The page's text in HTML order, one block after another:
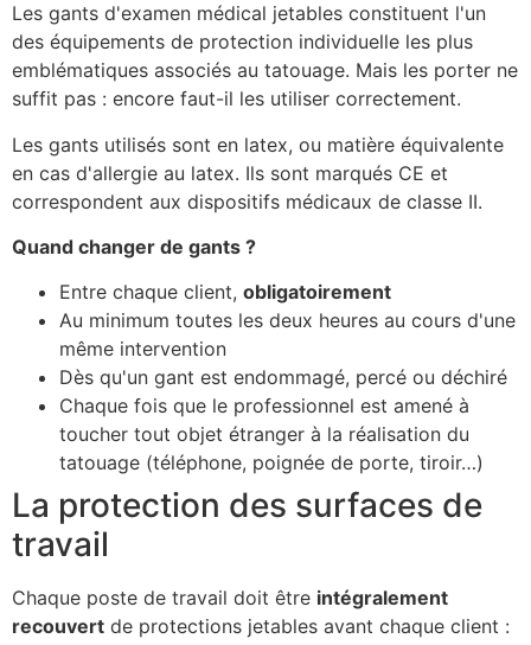
Les gants d'examen médical jetables constituent l'un
des équipements de protection individuelle les plus
emblématiques associés au tatouage. Mais les porter ne
suffit pas : encore faut-il les utiliser correctement.
Les gants utilisés sont en latex, ou matière équivalente
en cas d'allergie au latex. Ils sont marqués CE et
correspondent aux dispositifs médicaux de classe II.
Quand changer de gants ?
Entre chaque client, obligatoirement
Au minimum toutes les deux heures au cours d'une
même intervention
Dès qu'un gant est endommagé, percé ou déchiré
Chaque fois que le professionnel est amené à
toucher tout objet étranger à la réalisation du
tatouage (téléphone, poignée de porte, tiroir…)
La protection des surfaces de
travail
Chaque poste de travail doit être intégralement
recouvert de protections jetables avant chaque client :